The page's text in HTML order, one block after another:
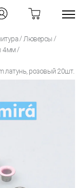
/ Люверсы /
4мм /
латунь, розовый 20шт.